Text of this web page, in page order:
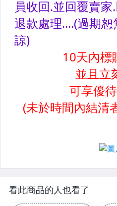
看此商品的人也看了